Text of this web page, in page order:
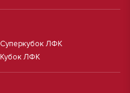
Суперкубок ЛФК
Кубок ЛФК